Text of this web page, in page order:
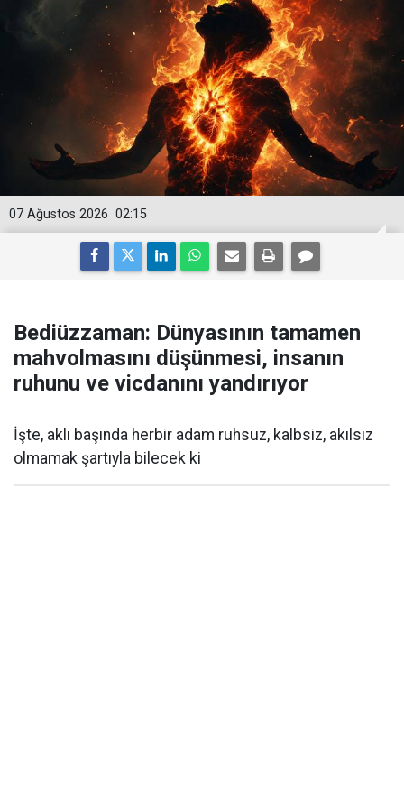
02:15
07 Ağustos 2026
Bediüzzaman: Dünyasının tamamen
mahvolmasını düşünmesi, insanın
ruhunu ve vicdanını yandırıyor
İşte, aklı başında herbir adam ruhsuz, kalbsiz, akılsız
olmamak şartıyla bilecek ki